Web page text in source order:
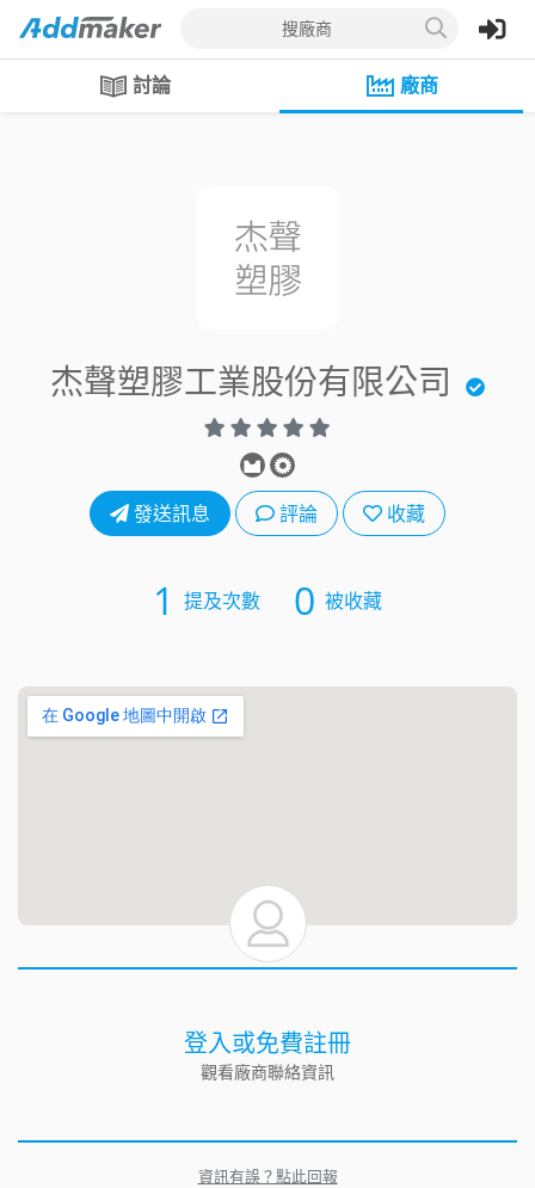
搜廠商
討論 廠商
杰聲塑膠工業股份有限公司
發送訊息 評論 收藏
1 提及次數 0 被收藏
登入或免費註冊
觀看廠商聯絡資訊
資訊有誤？點此回報